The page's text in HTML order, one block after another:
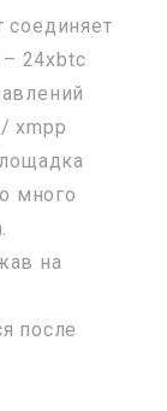
– 24xbtc
xmpp
много
на
после